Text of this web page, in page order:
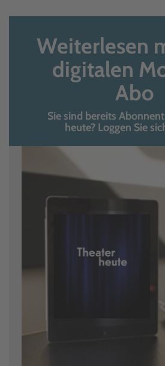
Weiterlesen
digitalen
Abo
Sie sind bereits
heute? Loggen Sie